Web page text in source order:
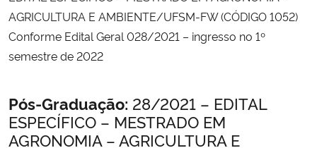
Ministério da Economia
Ministério da Educação
AGRICULTURA E AMBIENTE/UFSM-FW (CÓDIGO 1052)
Conforme Edital Geral 028/2021 – ingresso no 1º
semestre de 2022
Início do conteúdo
Pós-Graduação: 28/2021 – EDITAL
ESPECÍFICO – MESTRADO EM
AGRONOMIA – AGRICULTURA E